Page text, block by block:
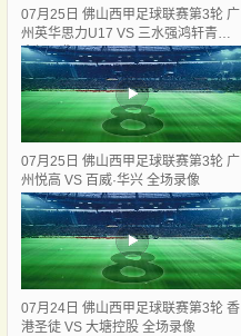
07月25日 佛山西甲足球联赛第3轮 广
州英华思力U17 VS 三水强鸿轩青年
全场录像
07月25日 佛山西甲足球联赛第3轮 广
州悦高 VS 百威·华兴 全场录像
07月24日 佛山西甲足球联赛第3轮 香
港圣徒 VS 大塘控股 全场录像